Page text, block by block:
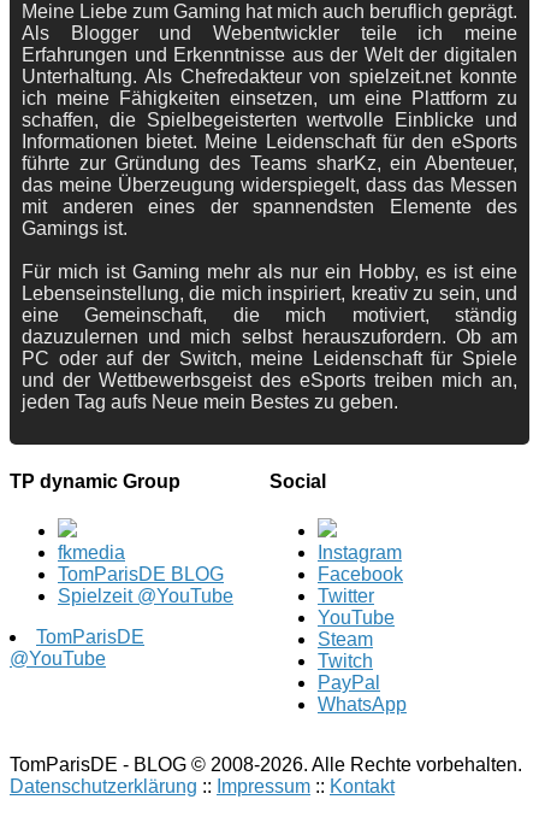
Meine Liebe zum Gaming hat mich auch beruflich geprägt.
Als Blogger und Webentwickler teile ich meine
Erfahrungen und Erkenntnisse aus der Welt der digitalen
Unterhaltung. Als Chefredakteur von spielzeit.net konnte
ich meine Fähigkeiten einsetzen, um eine Plattform zu
schaffen, die Spielbegeisterten wertvolle Einblicke und
Informationen bietet. Meine Leidenschaft für den eSports
führte zur Gründung des Teams sharKz, ein Abenteuer,
das meine Überzeugung widerspiegelt, dass das Messen
mit anderen eines der spannendsten Elemente des
Gamings ist.
Für mich ist Gaming mehr als nur ein Hobby, es ist eine
Lebenseinstellung, die mich inspiriert, kreativ zu sein, und
eine Gemeinschaft, die mich motiviert, ständig
dazuzulernen und mich selbst herauszufordern. Ob am
PC oder auf der Switch, meine Leidenschaft für Spiele
und der Wettbewerbsgeist des eSports treiben mich an,
jeden Tag aufs Neue mein Bestes zu geben.
TP dynamic Group
fkmedia
TomParisDE BLOG
Spielzeit @YouTube
TomParisDE
@YouTube
Social
Instagram
Facebook
Twitter
YouTube
Steam
Twitch
PayPal
WhatsApp
TomParisDE - BLOG © 2008-2026. Alle Rechte vorbehalten.
Datenschutzerklärung :: Impressum :: Kontakt